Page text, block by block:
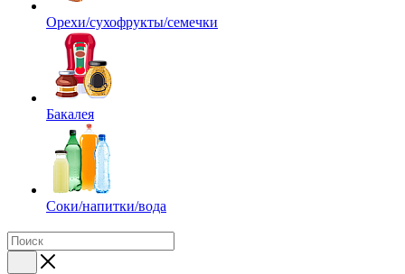
Орехи/сухофрукты/семечки
Бакалея
Соки/напитки/вода